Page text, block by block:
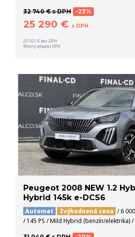
32 740 € s DPH -23%
25 290 € s DPH
20 561 € bez DPH
Možný odpočet DPH
Peugeot 2008 NEW 1.2
Hybrid 145k e-DCS6
Automat Zvýhodnená cena / 6
/ 145 PS / Mild Hybrid (benzín/elektrika)